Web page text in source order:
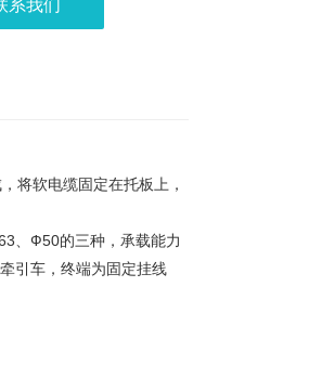
系我们
将软电缆固定在托板上，
、Ф50的三种，承载能力
引车，终端为固定挂线